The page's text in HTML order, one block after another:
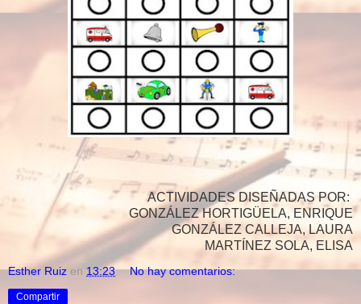
ACTIVIDADES DISEÑADAS POR:
GONZÁLEZ HORTIGÜELA, ENRIQUE
GONZÁLEZ CALLEJA, LAURA
MARTÍNEZ SOLA, ELISA
Esther Ruiz en 13:23 No hay comentarios:
Compartir